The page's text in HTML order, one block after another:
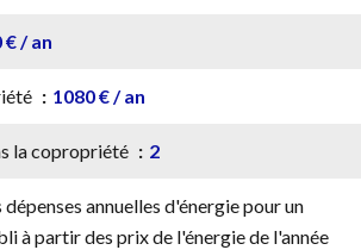
€ / an
1080 € / an
la copropriété 2
annuelles d'énergie pour un
à partir des prix de l'énergie de l'année